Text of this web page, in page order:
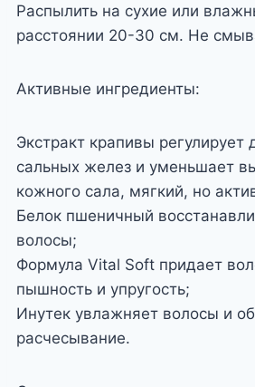
Распылить на сухие или
расстоянии 20-30 см. Не
Активные ингредиенты:
Экстракт крапивы регулирует
сальных желез и уменьшает
кожного сала, мягкий, но
Белок пшеничный
волосы;
Формула Vital Soft придает
пышность и упругость;
Инутек увлажняет волосы и
расчесывание.